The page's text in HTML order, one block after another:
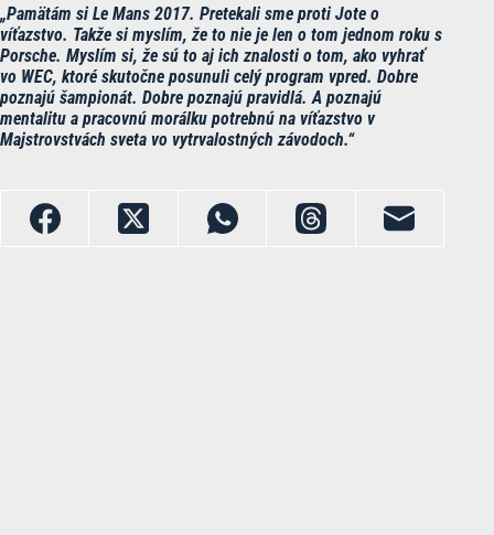
„Pamätám si Le Mans 2017. Pretekali sme proti Jote o
víťazstvo. Takže si myslím, že to nie je len o tom jednom roku s
Porsche. Myslím si, že sú to aj ich znalosti o tom, ako vyhrať
vo WEC, ktoré skutočne posunuli celý program vpred. Dobre
poznajú šampionát. Dobre poznajú pravidlá. A poznajú
mentalitu a pracovnú morálku potrebnú na víťazstvo v
Majstrovstvách sveta vo vytrvalostných závodoch.“